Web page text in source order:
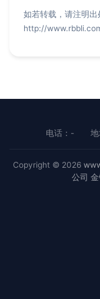
如若转载，请注明出
http://
电话：-
Copyright © 2026
公司